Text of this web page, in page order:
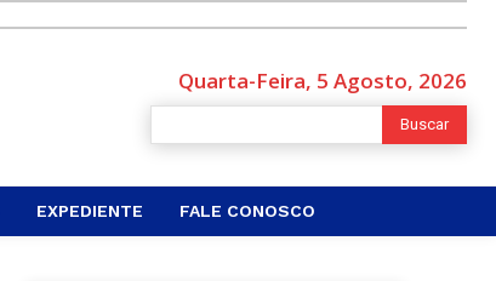
Quarta-Feira, 5 Agosto, 2026
Buscar
EXPEDIENTE FALE CONOSCO